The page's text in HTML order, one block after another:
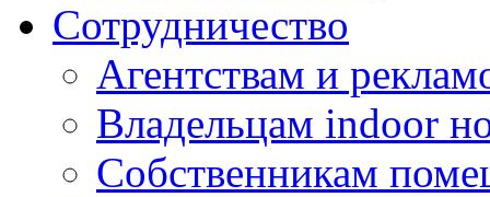
Сотрудничество
Агентствам и
Владельцам indoor
Собственникам